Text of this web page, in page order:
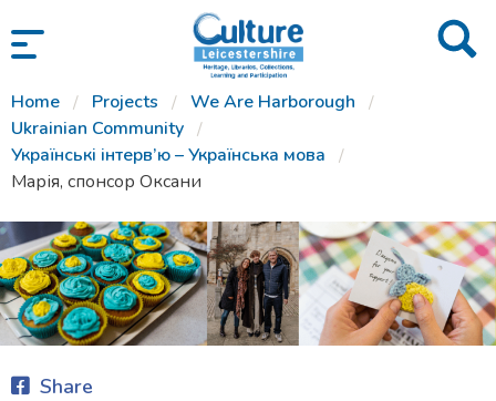
SKIP TO CONTENT
Home Projects
We Are Harborough
Ukrainian Community
Українські інтерв’ю – Українська мова
Марія, спонсор Оксани
Share